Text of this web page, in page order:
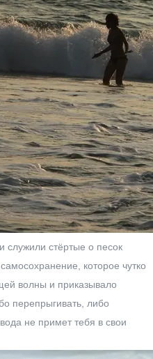
стёртые о песок
которое чутко
волны и приказывало
перепрыгивать, либо
не примет тебя в свои